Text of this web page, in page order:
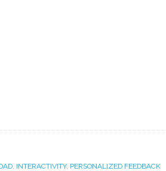
, INTERACTIVITY, PERSONALIZED FEEDBACK